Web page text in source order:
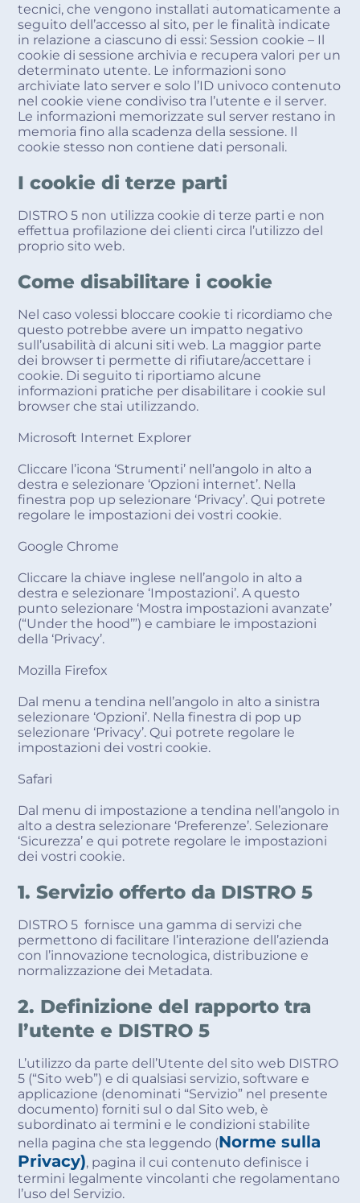
tecnici, che vengono installati automaticamente a
seguito dell’accesso al sito, per le finalità indicate
in relazione a ciascuno di essi: Session cookie – Il
cookie di sessione archivia e recupera valori per un
determinato utente. Le informazioni sono
archiviate lato server e solo l’ID univoco contenuto
nel cookie viene condiviso tra l’utente e il server.
Le informazioni memorizzate sul server restano in
memoria fino alla scadenza della sessione. Il
cookie stesso non contiene dati personali.
I cookie di terze parti
DISTRO 5 non utilizza cookie di terze parti e non
effettua profilazione dei clienti circa l’utilizzo del
proprio sito web.
Come disabilitare i cookie
Nel caso volessi bloccare cookie ti ricordiamo che
questo potrebbe avere un impatto negativo
sull’usabilità di alcuni siti web. La maggior parte
dei browser ti permette di rifiutare/accettare i
cookie. Di seguito ti riportiamo alcune
informazioni pratiche per disabilitare i cookie sul
browser che stai utilizzando.
Microsoft Internet Explorer
Cliccare l’icona ‘Strumenti’ nell’angolo in alto a
destra e selezionare ‘Opzioni internet’. Nella
finestra pop up selezionare ‘Privacy’. Qui potrete
regolare le impostazioni dei vostri cookie.
Google Chrome
Cliccare la chiave inglese nell’angolo in alto a
destra e selezionare ‘Impostazioni’. A questo
punto selezionare ‘Mostra impostazioni avanzate’
(“Under the hood’”) e cambiare le impostazioni
della ‘Privacy’.
Mozilla Firefox
Dal menu a tendina nell’angolo in alto a sinistra
selezionare ‘Opzioni’. Nella finestra di pop up
selezionare ‘Privacy’. Qui potrete regolare le
impostazioni dei vostri cookie.
Safari
Dal menu di impostazione a tendina nell’angolo in
alto a destra selezionare ‘Preferenze’. Selezionare
‘Sicurezza’ e qui potrete regolare le impostazioni
dei vostri cookie.
1. Servizio offerto da DISTRO 5
DISTRO 5 fornisce una gamma di servizi che
permettono di facilitare l’interazione dell’azienda
con l’innovazione tecnologica, distribuzione e
normalizzazione dei Metadata.
2. Definizione del rapporto tra
l’utente e DISTRO 5
L’utilizzo da parte dell’Utente del sito web DISTRO
5 (“Sito web”) e di qualsiasi servizio, software e
applicazione (denominati “Servizio” nel presente
documento) forniti sul o dal Sito web, è
subordinato ai termini e le condizioni stabilite
nella pagina che sta leggendo (Norme sulla
Privacy), pagina il cui contenuto definisce i
termini legalmente vincolanti che regolamentano
l’uso del Servizio.